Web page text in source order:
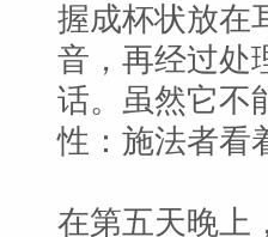
握成杯状放在
音，再经过处
话。虽然它不
性：施法者看
在第五天晚上